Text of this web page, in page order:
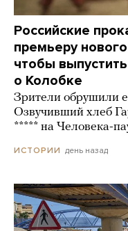
Российские
премьеру
чтобы
о Колобке
Зрители обрушили
Озвучивший хлеб
***** на Человека-
ИСТОРИИ день назад